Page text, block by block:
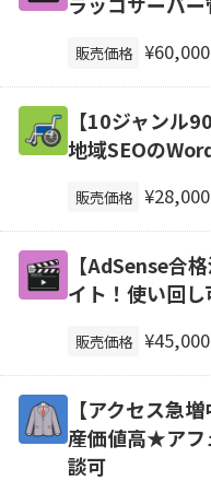
販売価格 ¥60,000
【10ジャンル
地域SEOの
販売価格 ¥28,000
【AdSense合
イト！使い回
販売価格 ¥45,000
【アクセス急
産価値高★ア
談可